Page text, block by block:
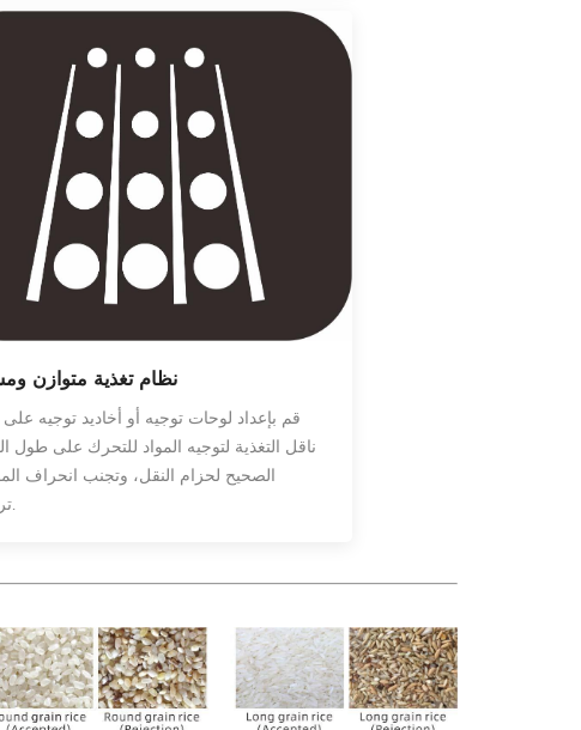
نظام تغذية متوازن
قم بإعداد لوحات توجيه أو أخاديد توجيه
ناقل التغذية لتوجيه المواد للتحرك على طول
الصحيح لحزام النقل، وتجنب انحراف
تراكمها.